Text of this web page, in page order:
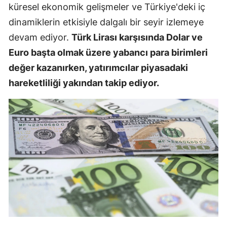
küresel ekonomik gelişmeler ve Türkiye'deki iç
dinamiklerin etkisiyle dalgalı bir seyir izlemeye
devam ediyor. Türk Lirası karşısında Dolar ve
Euro başta olmak üzere yabancı para birimleri
değer kazanırken, yatırımcılar piyasadaki
hareketliliği yakından takip ediyor.